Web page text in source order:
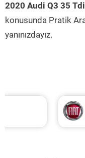
2020 Audi Q3 35 Tdi
konusunda Pratik
yanınızdayız.
Fiat
2018